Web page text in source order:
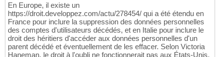
En Europe, il existe un
https://droit.developpez.com/actu/278454/ qui a été étendu en
France pour inclure la suppression des données personnelles
des comptes d'utilisateurs décédés, et en Italie pour inclure le
droit des héritiers d'accéder aux données personnelles d'un
parent décédé et éventuellement de les effacer. Selon Victoria
Haneman, le droit à l'oubli ne fonctionnerait pas aux États-Unis,